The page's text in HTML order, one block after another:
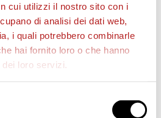
cui utilizzi il nostro sito con i
di analisi dei dati web,
i quali potrebbero combinarle
hai fornito loro o che hanno
loro servizi.
STORE